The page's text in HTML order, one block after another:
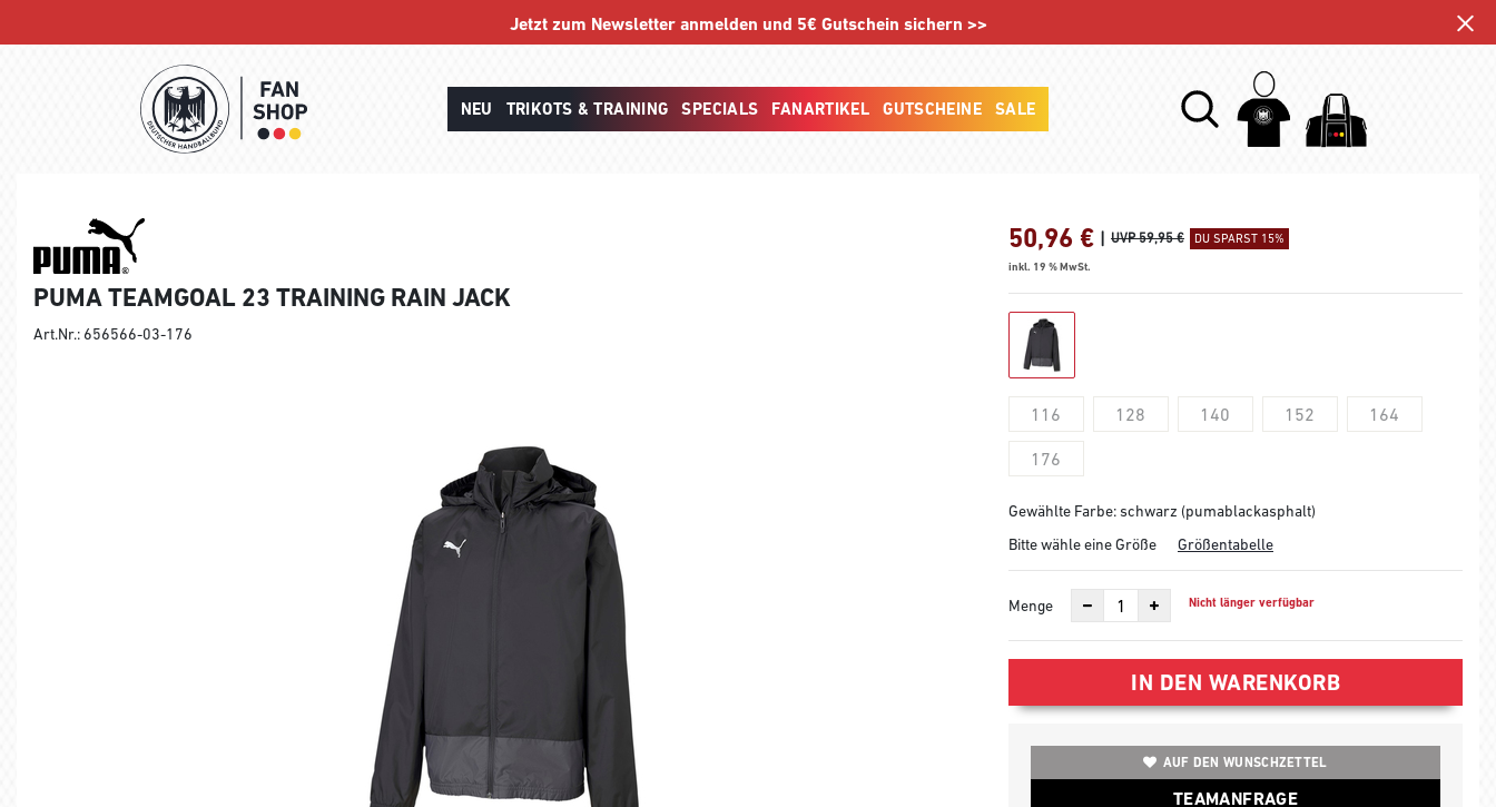
Jetzt zum Newsletter anmelden und 5€ Gutschein sichern >>
NEU TRIKOTS & TRAINING SPECIALS FANARTIKEL GUTSCHEINE SALE
PUMA TEAMGOAL 23 TRAINING RAIN JACK
Art.Nr.: 656566-03-176
50,96 € | UVP 59,95 € DU SPARST 15%
inkl. 19 % MwSt.
116 128 140 152 164
176
Gewählte Farbe: schwarz (pumablackasphalt)
Bitte wähle eine Größe
Größentabelle
Menge Nicht länger verfügbar
IN DEN WARENKORB
AUF DEN WUNSCHZETTEL
TEAMANFRAGE